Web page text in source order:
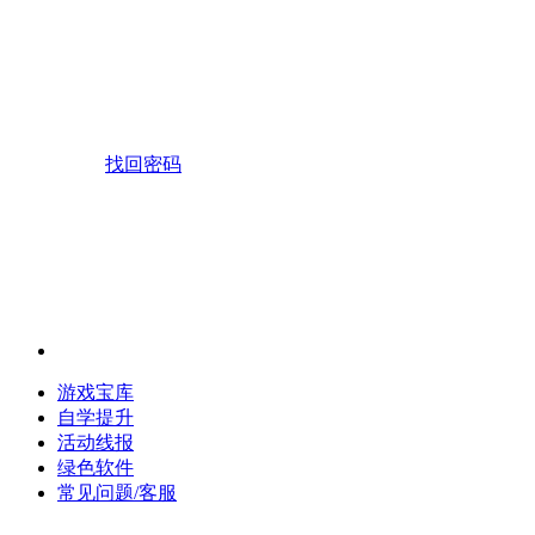
找回密码
游戏宝库
自学提升
活动线报
绿色软件
常见问题/客服